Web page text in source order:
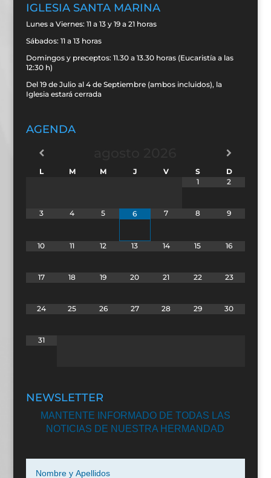
IGLESIA SANTA MARINA
Lunes a Viernes: 11 a 13 y 19 a 21 horas
Sábados: 11 a 13 horas
Domingos y preceptos: 11.30 a 13.30 horas (Eucaristía a las
12:30 h)
Del 19 de Julio al 4 de Septiembre (ambos incluidos), la
Iglesia estará cerrada
AGENDA
L M M J V S
D
1
2
3 4 5 6 7 8 9
10 11 12 13 14 15 16
17 18 19 20 21 22 23
24 25 26 27 28 29 30
31
NEWSLETTER
MANTENTE INFORMADO DE TODAS LAS
NOTICIAS DE NUESTRA HERMANDAD